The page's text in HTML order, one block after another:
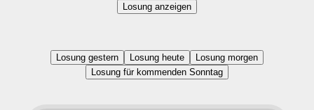
Losung anzeigen
Losung gestern Losung heute
Losung morgen
Losung für kommenden Sonntag